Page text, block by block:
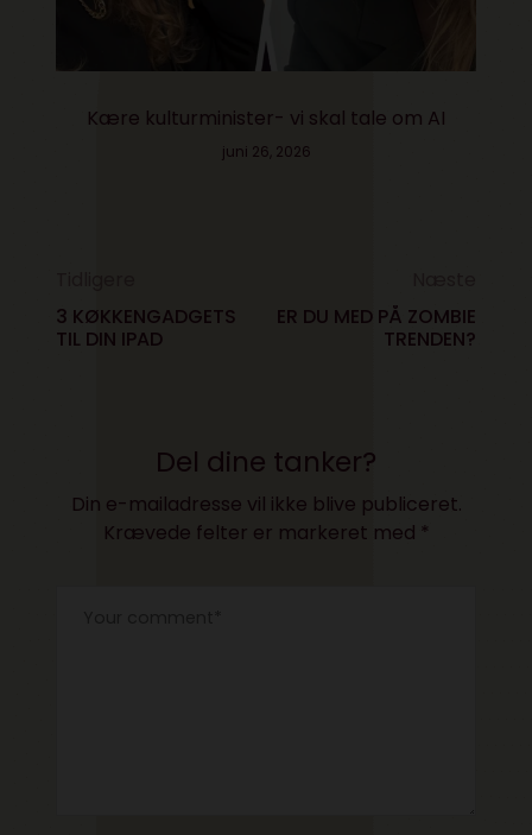
Kære kulturminister- vi skal tale om AI
juni 26, 2026
3 KØKKENGADGETS
TIL DIN IPAD
ER DU MED PÅ ZOMBIE
TRENDEN?
Del dine tanker?
Din e-mailadresse vil ikke blive publiceret.
Krævede felter er markeret med *